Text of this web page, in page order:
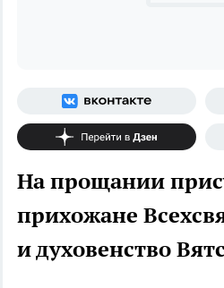
На прощании
прихожане
и духовенство